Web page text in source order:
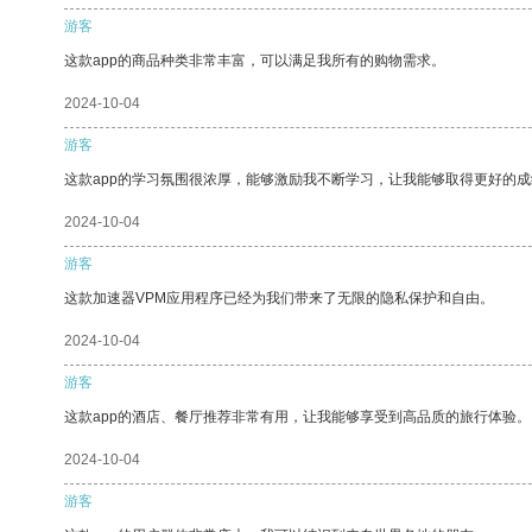
游客
这款app的商品种类非常丰富，可以满足我所有的购物需求。
2024-10-04
游客
这款app的学习氛围很浓厚，能够激励我不断学习，让我能够取得更好的
2024-10-04
游客
这款加速器VPM应用程序已经为我们带来了无限的隐私保护和自由。
2024-10-04
游客
这款app的酒店、餐厅推荐非常有用，让我能够享受到高品质的旅行体验。
2024-10-04
游客